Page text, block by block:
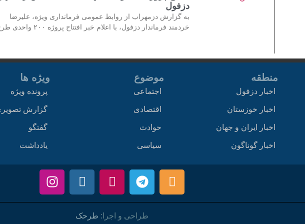
دزفول
به گزارش دزمهراب از روابط عمومی فرمانداری ویژه، علیرضا
خردمند فرماندار دزفول، با اعلام خبر افتتاح پروژه ۲۰۰ واحدی طرح
منطقه
اخبار دزفول
اخبار خوزستان
اخبار ایران و جهان
اخبار گوناگون
موضوع
اجتماعی
اقتصادی
حوادث
سیاسی
ویژه ها
پرونده ویژه
گزارش
گفتگو
یادداشت
طراحی و اجرا: طرحک